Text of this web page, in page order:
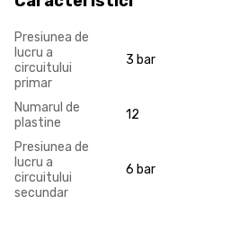
Presiunea de
lucru a
circuitului
primar
3 bar
Numarul de
plastine
12
Presiunea de
lucru a
circuitului
secundar
6 bar